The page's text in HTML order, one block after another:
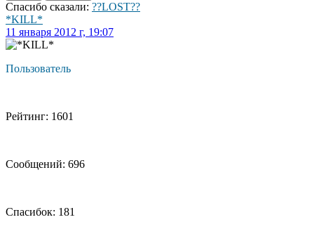
Спасибо сказали: ??LOST??
*KILL*
11 января 2012 г, 19:07
Пользователь
Рейтинг: 1601
Сообщений: 696
Спасибок: 181